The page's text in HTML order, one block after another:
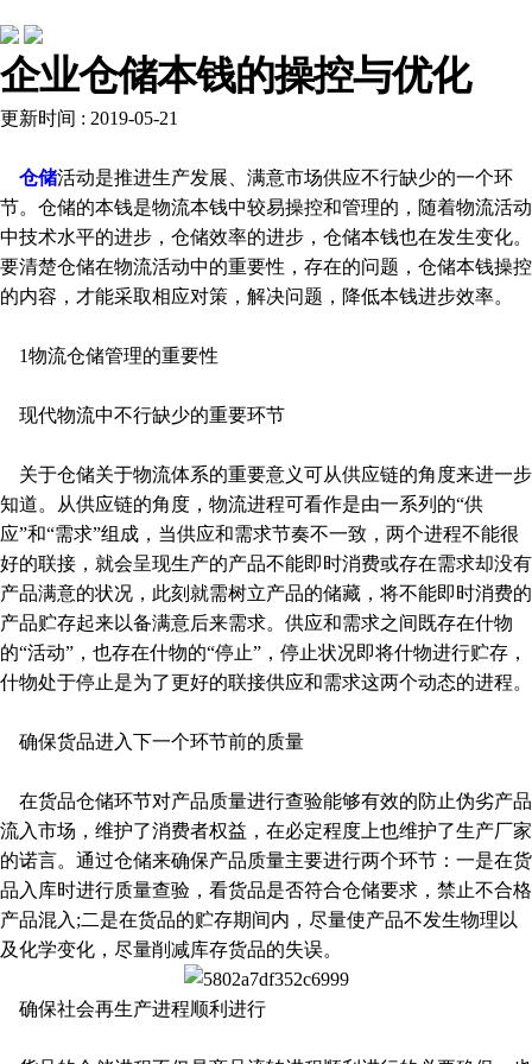
企业仓储本钱的操控与优化
更新时间 : 2019-05-21
仓储活动是推进生产发展、满意市场供应不行缺少的一个环
节。仓储的本钱是物流本钱中较易操控和管理的，随着物流活动
中技术水平的进步，仓储效率的进步，仓储本钱也在发生变化。
要清楚仓储在物流活动中的重要性，存在的问题，仓储本钱操控
的内容，才能采取相应对策，解决问题，降低本钱进步效率。
1物流仓储管理的重要性
现代物流中不行缺少的重要环节
关于仓储关于物流体系的重要意义可从供应链的角度来进一步
知道。从供应链的角度，物流进程可看作是由一系列的“供
应”和“需求”组成，当供应和需求节奏不一致，两个进程不能很
好的联接，就会呈现生产的产品不能即时消费或存在需求却没有
产品满意的状况，此刻就需树立产品的储藏，将不能即时消费的
产品贮存起来以备满意后来需求。供应和需求之间既存在什物
的“活动”，也存在什物的“停止”，停止状况即将什物进行贮存，
什物处于停止是为了更好的联接供应和需求这两个动态的进程。
确保货品进入下一个环节前的质量
在货品仓储环节对产品质量进行查验能够有效的防止伪劣产品
流入市场，维护了消费者权益，在必定程度上也维护了生产厂家
的诺言。通过仓储来确保产品质量主要进行两个环节：一是在货
品入库时进行质量查验，看货品是否符合仓储要求，禁止不合格
产品混入;二是在货品的贮存期间内，尽量使产品不发生物理以
及化学变化，尽量削减库存货品的失误。
确保社会再生产进程顺利进行